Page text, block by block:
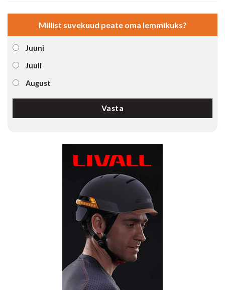
Millist suvekuud peate oma lemmikuks?
Juuni
Juuli
August